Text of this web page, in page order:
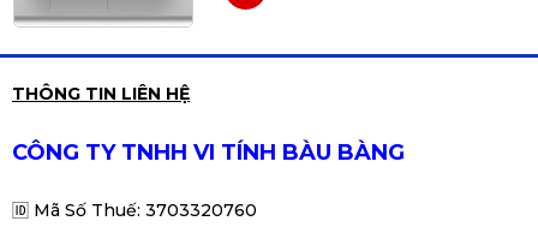
6.696.000đ
THÔNG TIN LIÊN HỆ
CÔNG TY TNHH VI TÍNH BÀU BÀNG
🆔 Mã Số Thuế: 3703320760